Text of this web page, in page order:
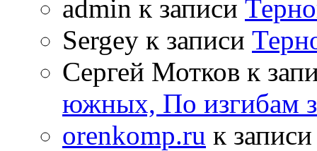
admin к записи
Sergey к записи
Сергей Мотков к
южных, По изгибам
orenkomp.ru к